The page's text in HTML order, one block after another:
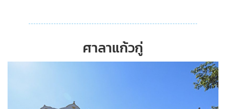
ศาลาแก้วกู่